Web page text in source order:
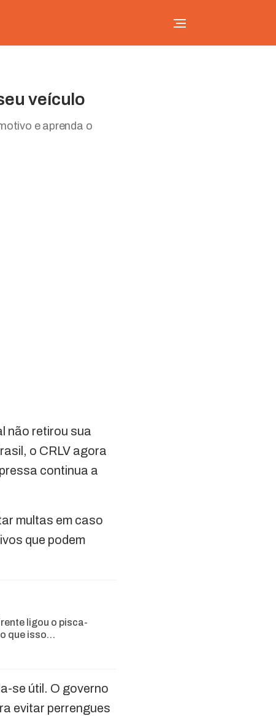
veículo
e aprenda o
não retirou sua
o CRLV agora
continua a
multas em caso
que podem
ligou o pisca-
que isso…
se útil. O governo
evitar perrengues